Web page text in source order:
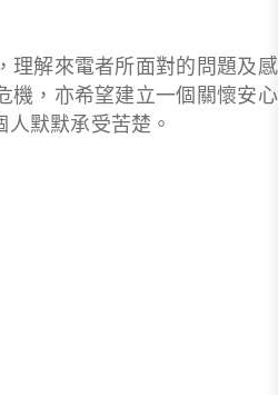
理解來電者所面對的問題及感
機，亦希望建立一個關懷安心
默默承受苦楚。